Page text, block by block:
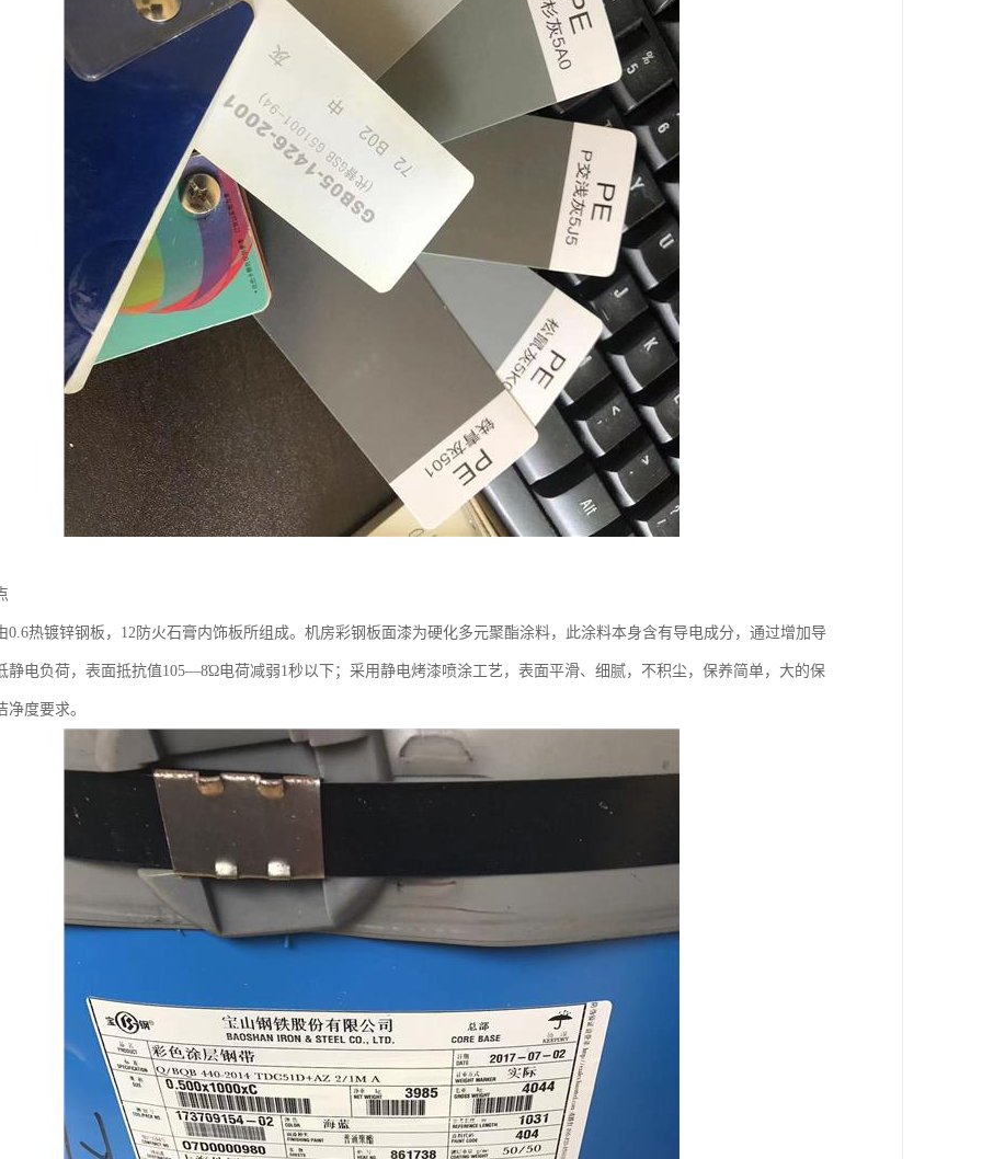
0.6热镀锌钢板，12防火石膏内饰板所组成。机房彩钢板面漆为硬化多元聚酯涂料，此涂料本身含有导电成分，通过增加导
静电负荷，表面抵抗值105—8Ώ电荷减弱1秒以下；采用静电烤漆喷涂工艺，表面平滑、细腻，不积尘，保养简单，大的保
净度要求。